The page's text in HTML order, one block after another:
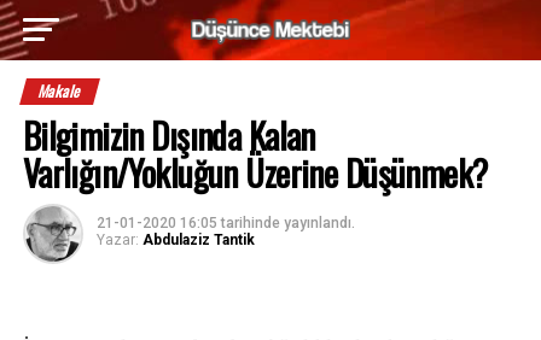
Makale
Bilgimizin Dışında Kalan
Varlığın/Yokluğun Üzerine Düşünmek?
21-01-2020 16:05 tarihinde yayınlandı.
Yazar: Abdulaziz Tantik